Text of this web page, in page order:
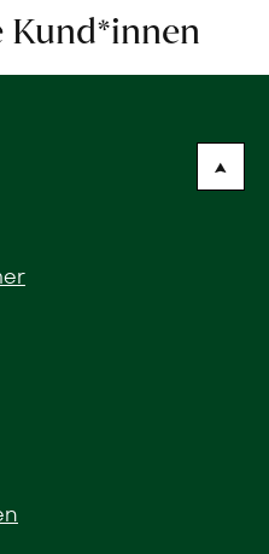
Kund*innen